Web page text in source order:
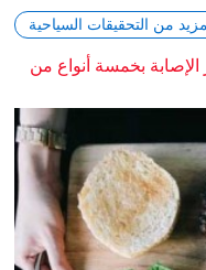
من التحقيقات السياحية
الإصابة بخمسة أنواع من